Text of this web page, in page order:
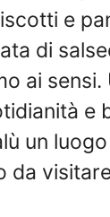
e
di
ai sensi.
e
un
da